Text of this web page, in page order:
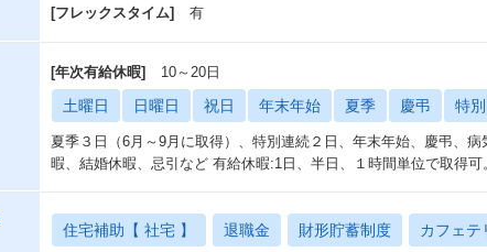
[フレックスタイム]
有
[年次有給休暇] 10～20日
土曜日 日曜日 祝日 年末年始 夏季 慶弔 特別
夏季３日（6月～9月に取得）、特別連続２日、年末年始、慶弔、
暇、結婚休暇、忌引など 有給休暇:1日、半日、１時間単位で取得
住宅補助【 社宅 】 退職金 財形貯蓄制度 カフェテ